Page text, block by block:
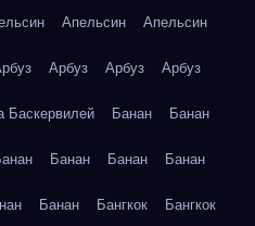
Апельсин Апельсин
Арбуз Арбуз Арбуз
Баскервилей Банан Банан
Банан Банан Банан
Банан Бангкок Бангкок